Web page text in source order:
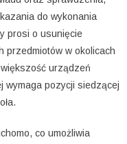
do wykonania
prosi o usunięcie
przedmiotów w okolicach
urządzeń
wymaga pozycji siedzącej
co umożliwia